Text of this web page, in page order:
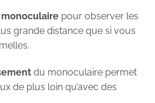
monoculaire pour observer les
grande distance que si vous
du monoculaire permet
de plus loin qu’avec des